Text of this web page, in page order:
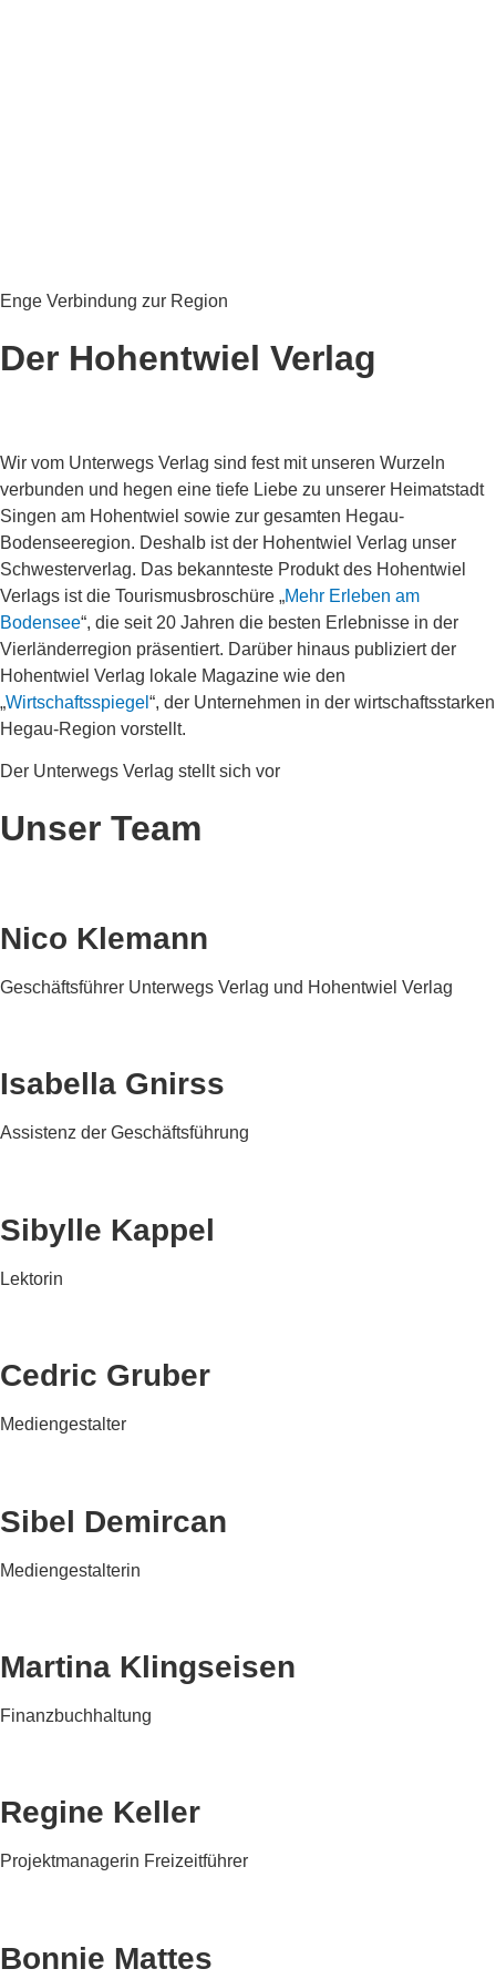
Enge Verbindung zur Region
Der Hohentwiel Verlag
Wir vom Unterwegs Verlag sind fest mit unseren Wurzeln
verbunden und hegen eine tiefe Liebe zu unserer Heimatstadt
Singen am Hohentwiel sowie zur gesamten Hegau-
Bodenseeregion. Deshalb ist der Hohentwiel Verlag unser
Schwesterverlag. Das bekannteste Produkt des Hohentwiel
Verlags ist die Tourismusbroschüre „Mehr Erleben am
Bodensee“, die seit 20 Jahren die besten Erlebnisse in der
Vierländerregion präsentiert. Darüber hinaus publiziert der
Hohentwiel Verlag lokale Magazine wie den
„Wirtschaftsspiegel “, der Unternehmen in der wirtschaftsstarken
Hegau-Region vorstellt.
Der Unterwegs Verlag stellt sich vor
Unser Team
Nico Klemann
Geschäftsführer Unterwegs Verlag und Hohentwiel Verlag
Isabella Gnirss
Assistenz der Geschäftsführung
Sibylle Kappel
Lektorin
Cedric Gruber
Mediengestalter
Sibel Demircan
Mediengestalterin
Martina Klingseisen
Finanzbuchhaltung
Regine Keller
Projektmanagerin Freizeitführer
Bonnie Mattes